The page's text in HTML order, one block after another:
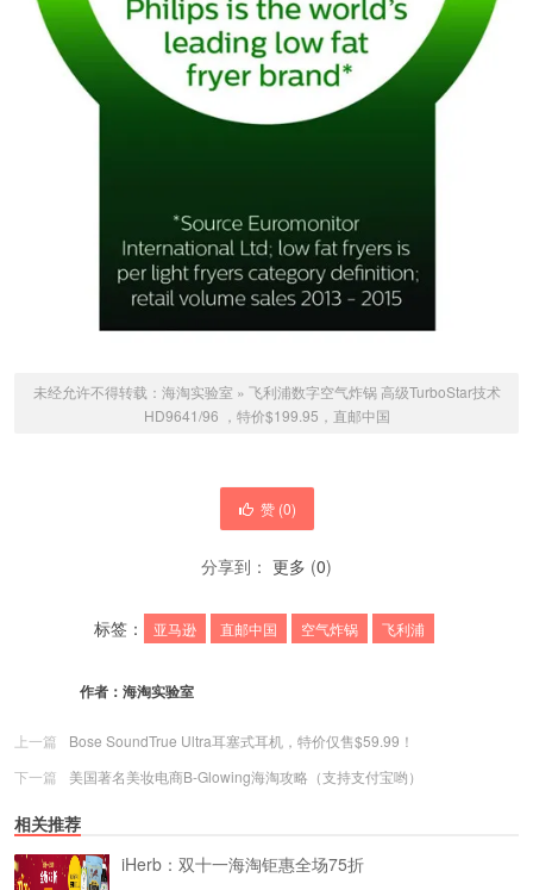
未经允许不得转载： 海淘实验室 » 飞利浦数字空气炸锅 高级TurboStar技术
HD9641/96 ，特价$199.95，直邮中国
赞 (0)
分享到： 更多 (0)
标签： 亚马逊 直邮中国 空气炸锅 飞利浦
作者： 海淘实验室
上一篇
Bose SoundTrue Ultra耳塞式耳机，特价仅售$59.99！
下一篇
美国著名美妆电商B-Glowing海淘攻略（支持支付宝哟）
相关推荐
iHerb：双十一海淘钜惠全场75折